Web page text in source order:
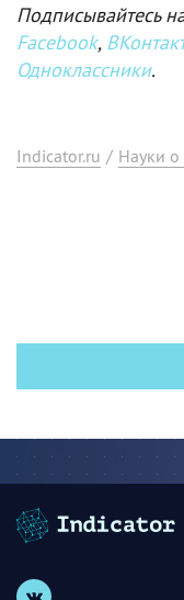
Подписывайтесь
Facebook,
Одноклассники.
Indicator.ru / Науки